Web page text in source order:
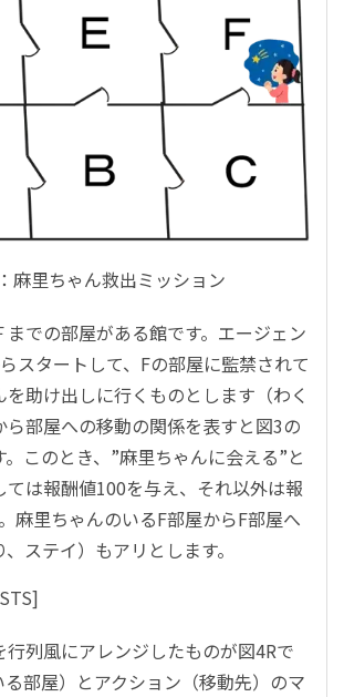
麻里ちゃん救出ミッション
での部屋がある館です。エージェン
スタートして、Fの部屋に監禁されて
を助け出しに行くものとします（わく
ら部屋への移動の関係を表すと図3の
このとき、”麻里ちゃんに会える”と
ては報酬値100を与え、それ以外は報
麻里ちゃんのいるF部屋からF部屋へ
ステイ）もアリとします。
行列風にアレンジしたものが図4Rで
部屋）とアクション（移動先）のマ